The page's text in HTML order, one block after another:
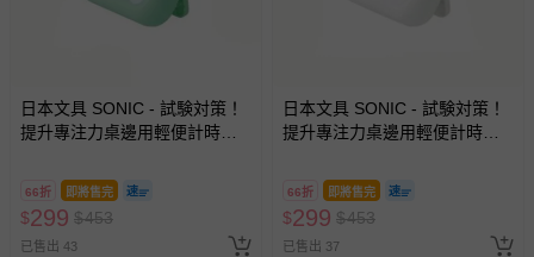
日本文具 SONIC - 試験対策！
提升專注力桌邊用輕便計時器-
66折 即將售完
$299 $453
已售出 43
日本文具 SONIC - 試験対策！
提升專注力桌邊用輕便計時器-
66折 即將售完
$299 $453
已售出 37